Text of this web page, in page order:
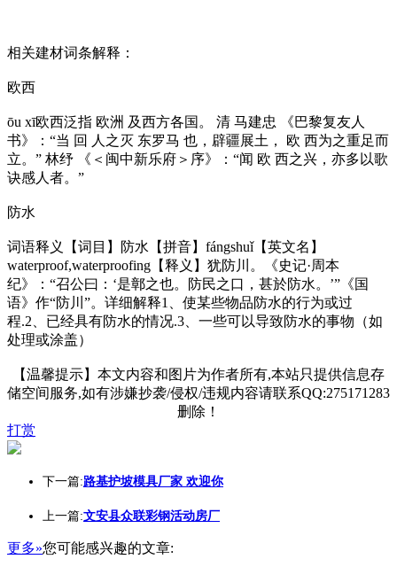
相关建材词条解释：
欧西
ōu xī欧西泛指 欧洲 及西方各国。 清 马建忠 《巴黎复友人
书》：“当 回 人之灭 东罗马 也，辟疆展土， 欧 西为之重足而
立。” 林纾 《＜闽中新乐府＞序》：“闻 欧 西之兴，亦多以歌
诀感人者。”
防水
词语释义【词目】防水【拼音】fángshuǐ【英文名】
waterproof,waterproofing【释义】犹防川。《史记·周本
纪》：“召公曰：‘是鄣之也。防民之口，甚於防水。’”《国
语》作“防川”。详细解释1、使某些物品防水的行为或过
程.2、已经具有防水的情况.3、一些可以导致防水的事物（如
处理或涂盖）
【温馨提示】本文内容和图片为作者所有,本站只提供信息存
储空间服务,如有涉嫌抄袭/侵权/违规内容请联系QQ:275171283
删除！
打赏
下一篇:路基护坡模具厂家 欢迎你
上一篇:文安县众联彩钢活动房厂
更多»您可能感兴趣的文章: